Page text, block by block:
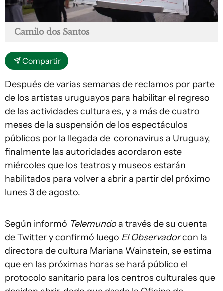
Camilo dos Santos
Compartir
Después de varias semanas de reclamos por parte
de los artistas uruguayos para habilitar el regreso
de las actividades culturales, y a más de cuatro
meses de la suspensión de los espectáculos
públicos por la llegada del coronavirus a Uruguay,
finalmente las autoridades acordaron este
miércoles que los teatros y museos estarán
habilitados para volver a abrir a partir del próximo
lunes 3 de agosto.
Según informó Telemundoa través de su cuenta
de Twitter y confirmó luego El Observadorcon la
directora de cultura Mariana Wainstein, se estima
que en las próximas horas se hará público el
protocolo sanitario para los centros culturales que